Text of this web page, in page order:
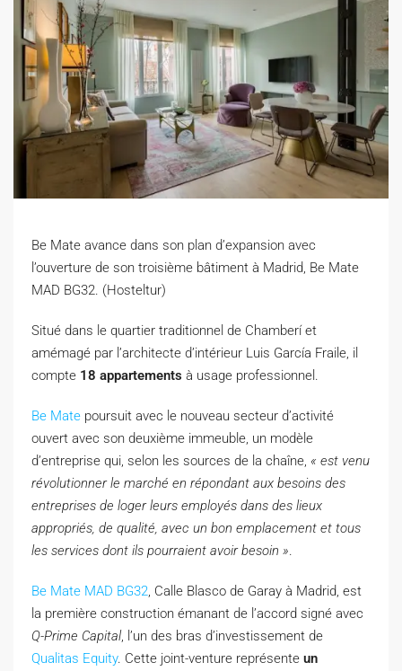
Be Mate avance dans son plan d’expansion avec
l’ouverture de son troisième bâtiment à Madrid, Be Mate
MAD BG32. (Hosteltur)
Situé dans le quartier traditionnel de Chamberí et
amémagé par l’architecte d’intérieur Luis García Fraile, il
compte 18 appartements à usage professionnel.
Be Mate poursuit avec le nouveau secteur d’activité
ouvert avec son deuxième immeuble, un modèle
d’entreprise qui, selon les sources de la chaîne, « est venu
révolutionner le marché en répondant aux besoins des
entreprises de loger leurs employés dans des lieux
appropriés, de qualité, avec un bon emplacement et tous
les services dont ils pourraient avoir besoin ».
Be Mate MAD BG32, Calle Blasco de Garay à Madrid, est
la première construction émanant de l’accord signé avec
Q-Prime Capital, l’un des bras d’investissement de
Qualitas Equity. Cette joint-venture représente un